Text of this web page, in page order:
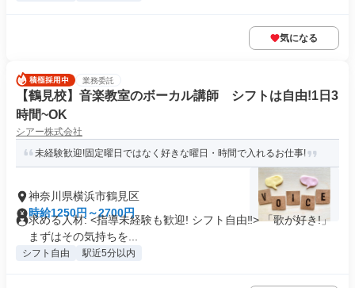
気になる
業務委託
【鶴見校】音楽教室のボーカル講師 シフトは自由!1日3
時間~OK
シアー株式会社
未経験歓迎!固定曜日ではなく好きな曜日・時間で入れるお仕事!
神奈川県横浜市鶴見区
時給1250円～2700円
求める人材: <指導未経験も歓迎! シフト自由‼> 「歌が好き!」
まずはその気持ちを...
シフト自由 駅近5分以内